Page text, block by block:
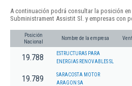
A continuación podrá consultar la posición
Subministrament Assistit Sl. y empresas con
Posición
Nacional
Nombre de la empresa
19.788
ESTRUCTURAS PARA
ENERGIAS RENOVABLES SL
19.789
SARACOSTA MOTOR
ARAGON SA